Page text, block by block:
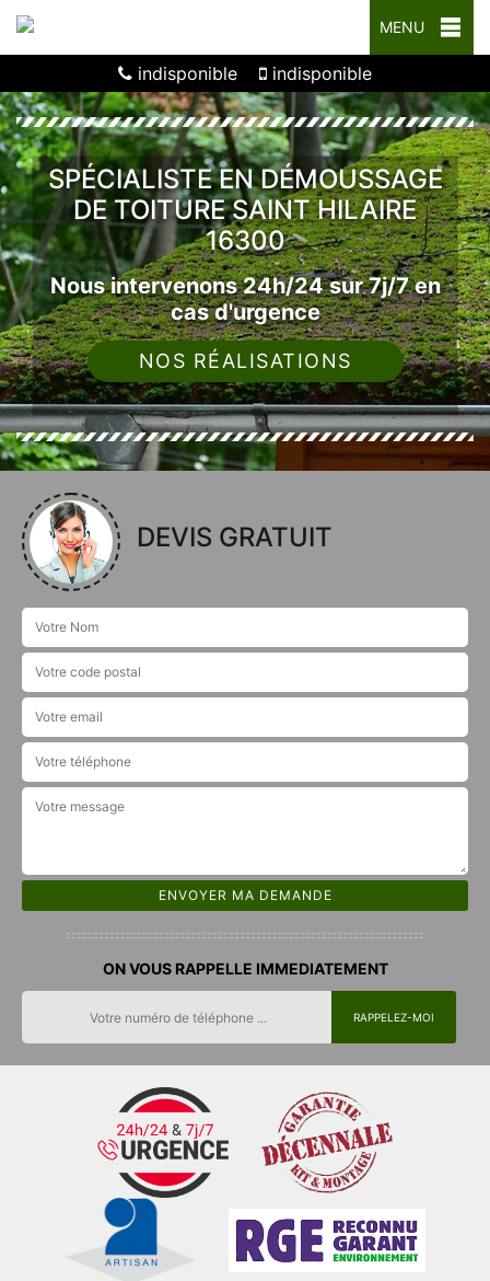
MENU
indisponible indisponible
SPÉCIALISTE EN DÉMOUSSAGE
DE TOITURE SAINT HILAIRE
16300
Nous intervenons 24h/24 sur 7j/7 en
cas d'urgence
NOS RÉALISATIONS
DEVIS GRATUIT
ON VOUS RAPPELLE IMMEDIATEMENT